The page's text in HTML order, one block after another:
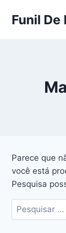
paraFunil
Parece que
você está
Pesquisa
Pesquisar
por: